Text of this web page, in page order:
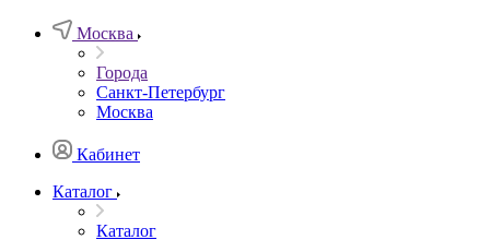
Москва
Города
Санкт-Петербург
Москва
Кабинет
Каталог
Каталог